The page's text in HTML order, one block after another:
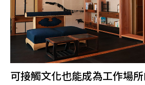
可接觸文化也能成為工作場所